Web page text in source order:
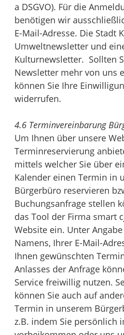
a DSGVO). Für die
benötigen wir
E-Mail-Adresse. Die Stadt
Umweltnewsletter und
Kulturnewsletter. Sollten
Newsletter mehr von uns
können Sie Ihre
widerrufen.
4.6 Terminvereinbarung
Um Ihnen über unsere
Terminreservierung
mittels welcher Sie über
Kalender einen Termin in
Bürgerbüro reservieren
Buchungsanfrage stellen
das Tool der Firma smart
Website ein. Unter
Namens, Ihrer E-Mail-
Ihnen gewünschten
Anlasses der Anfrage
Service freiwillig nutzen.
können Sie auch auf
Termin in unserem
z.B. indem Sie persönlich